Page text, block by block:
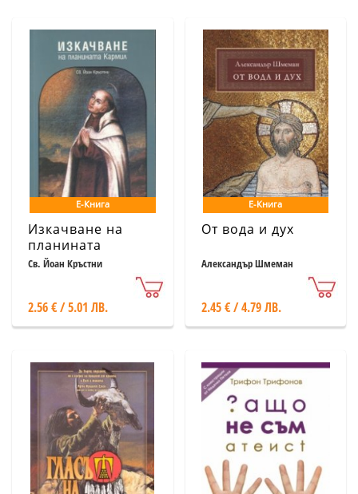
Е-Книга
Изкачване на
планината
Кармил
Св. Йоан Кръстни
2.56 € / 5.01 ЛВ.
Е-Книга
От вода и дух
Александър Шмеман
2.45 € / 4.79 ЛВ.